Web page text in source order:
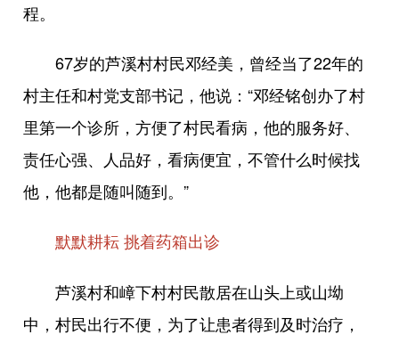
程。
67岁的芦溪村村民邓经美，曾经当了22年的
村主任和村党支部书记，他说：“邓经铭创办了村
里第一个诊所，方便了村民看病，他的服务好、
责任心强、人品好，看病便宜，不管什么时候找
他，他都是随叫随到。”
默默耕耘 挑着药箱出诊
芦溪村和嶂下村村民散居在山头上或山坳
中，村民出行不便，为了让患者得到及时治疗，